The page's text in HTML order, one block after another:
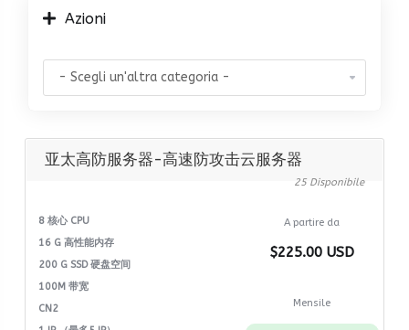
Azioni
亚太高防服务器-高速防攻击云服务器
25 Disponibile
8 核心 CPU
16 G 高性能内存
200 G SSD 硬盘空间
100M 带宽
CN2
A partire da
$225.00 USD
Mensile